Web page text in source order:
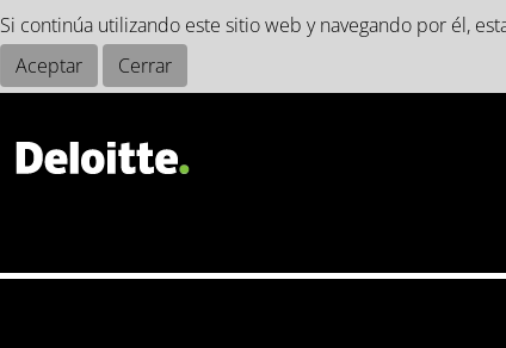
Si continúa utilizando este sitio web y navegando por él,
Aceptar
Cerrar